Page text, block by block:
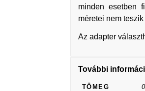
minden esetben
méretei nem
Az adapter
További
TÖMEG